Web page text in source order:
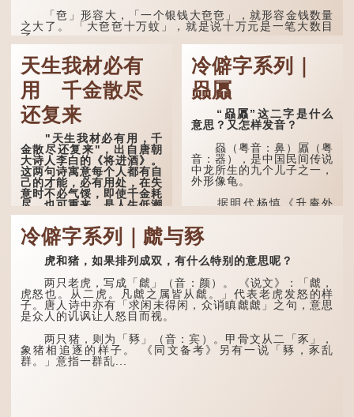
「夿」形​​容大，「一个银钱大夿夿」，就形容金钱数量
之大了。 「大夿夿十万蚊」，就是说十万元是一笔大数目
了。...
天生我材必有
用 千金散尽
还复来
"天生我材必有用，千
金散尽还复来"，出自唐朝
大诗人李白的《将进酒》。
这两句诗寓意每个人都有自
己的才能，必有用处，在失
意时不必气馁，即使千金耗
尽，也可重来，是人生低潮
时激励向上的名句。
原诗写道："人生得意
须尽欢，莫使金樽空对月。
天生我材必有用，千金散尽
会须一饮三百杯。" 意思是
说：上天给了我才能，必然
有用到的地方；即使千金散
去，也终会重新得到。
李白作此诗时，大约是
天宝十一年。当时他已被唐
玄宗赐金放还约八年，这期
冷僻字系列｜
赑屭
“赑屭”这二字是什么
意思？又怎样发音？
赑（粤音：鼻）屭（粤
音：器），是中国民间传说
中龙所生的九个儿子之一，
外形像龟。
据明代杨慎《升庵外
排列为：赑屭、螭吻、蒲
牢、狴犴、饕餮、蚣蝮、睚
眦、狻猊、椒图（此为其中
一种说法）。
龙九子外形与能力各有
不同，其中，赑屭原形像
龟，因为能负重，多作为碑
座，有“碑下...
冷僻字系列｜虤与豩
虎和猪，如果排列成双，有什么特别的意思呢？
两只老虎，写成「虤」（音：颜）。 《说文》：「虤，
虎怒也。从二虎。凡虤之属皆从虤。」代表老虎发怒的样
子。唐人诗中亦有「求闲未得闲，众诮瞋虤虤」之句，意思
是众人的讥讽让人怒目而视。
两只猪，则为「豩」（音：宾）。甲骨文从二「豕」，
象猪相追逐的样子。 《同文备考》另有一说「豩，豕乱
群。」意指一群乱...